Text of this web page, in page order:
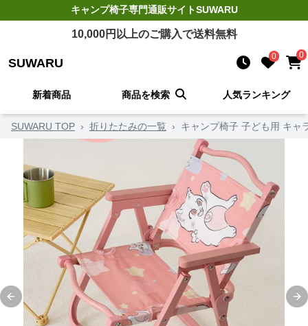
キャンプ椅子専門通販サイトSUWARU
10,000円以上のご購入で送料無料
SUWARU 0 0
新着商品 商品を検索 人気ランキング
SUWARU TOP › 折りたたみの一覧 › キャンプ椅子 子ども用 キャ
Previous slide